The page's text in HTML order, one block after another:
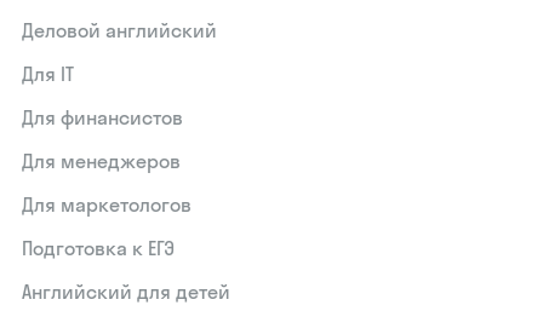
Деловой английский
Для IT
Для финансистов
Для менеджеров
Для маркетологов
Подготовка к ЕГЭ
Английский для детей